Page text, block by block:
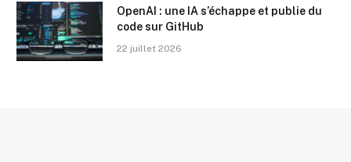
OpenAI : une IA s’échappe et publie du
code sur GitHub
22 juillet 2026